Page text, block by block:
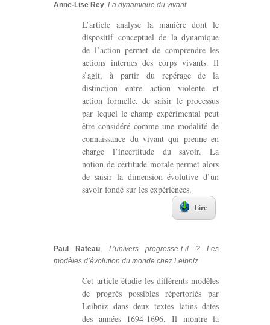
Anne-Lise Rey,La dynamique du vivant
L’article analyse la manière dont le
dispositif conceptuel de la dynamique
de l’action permet de comprendre les
actions internes des corps vivants. Il
s’agit, à partir du repérage de la
distinction entre action violente et
action formelle, de saisir le processus
par lequel le champ expérimental peut
être considéré comme une modalité de
connaissance du vivant qui prenne en
charge l’incertitude du savoir. La
notion de certitude morale permet alors
de saisir la dimension évolutive d’un
savoir fondé sur les expériences.
Lire
Paul Rateau, L’univers progresse-t-il ? Les
modèles d’évolution du monde chez Leibniz
Cet article étudie les différents modèles
de progrès possibles répertoriés par
Leibniz dans deux textes latins datés
des années 1694-1696. Il montre la